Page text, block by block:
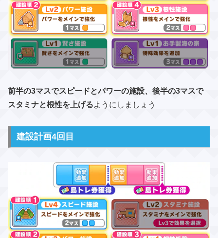
前半の3マスでスピードとパワーの施設、後半の3マスで
スタミナと根性を上げるようにしましょう
建設計画4回目